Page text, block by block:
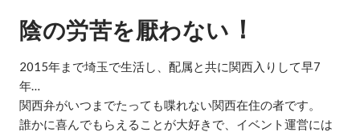
陰の労苦を厭わない ！
2015年まで埼玉で生活し、配属と共に関西入りして早7
年…
関西弁がいつまでたっても喋れない関西在住の者です。
誰かに喜んでもらえることが大好きで、イベント運営には